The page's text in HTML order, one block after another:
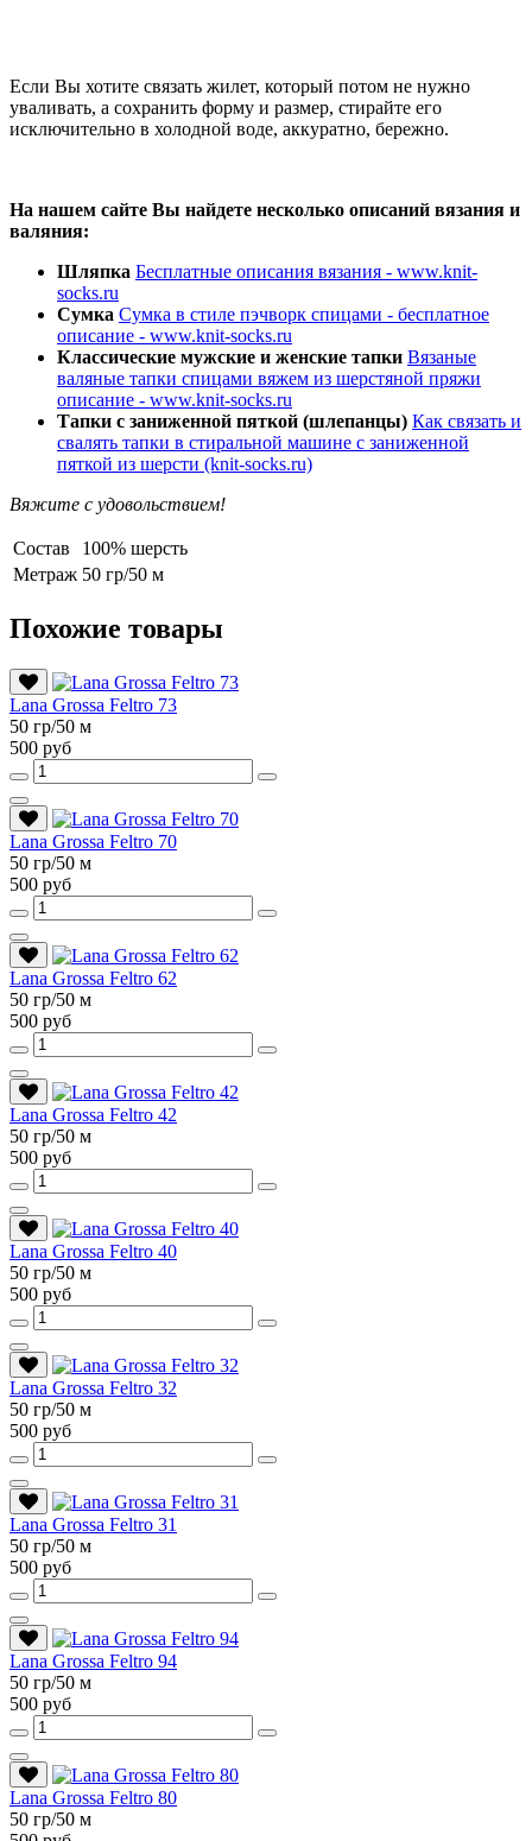
Если Вы хотите связать жилет, который потом не нужно
уваливать, а сохранить форму и размер, стирайте его
исключительно в холодной воде, аккуратно, бережно.
На нашем сайте Вы найдете несколько описаний вязания и
валяния:
Шляпка Бесплатные описания вязания - www.knit-
socks.ru
Сумка Сумка в стиле пэчворк спицами - бесплатное
описание - www.knit-socks.ru
Классические мужские и женские тапки Вязаные
валяные тапки спицами вяжем из шерстяной пряжи
описание - www.knit-socks.ru
Тапки с заниженной пяткой (шлепанцы) Как связать и
свалять тапки в стиральной машине с заниженной
пяткой из шерсти (knit-socks.ru)
Вяжите с удовольствием!
Состав
100% шерсть
Метраж 50 гр/50 м
Похожие товары
Lana Grossa Feltro 73
50 гр/50 м
500 руб
Lana Grossa Feltro 70
50 гр/50 м
500 руб
Lana Grossa Feltro 62
50 гр/50 м
500 руб
Lana Grossa Feltro 42
50 гр/50 м
500 руб
Lana Grossa Feltro 40
50 гр/50 м
500 руб
Lana Grossa Feltro 32
50 гр/50 м
500 руб
Lana Grossa Feltro 31
50 гр/50 м
500 руб
Lana Grossa Feltro 94
50 гр/50 м
500 руб
Lana Grossa Feltro 80
50 гр/50 м